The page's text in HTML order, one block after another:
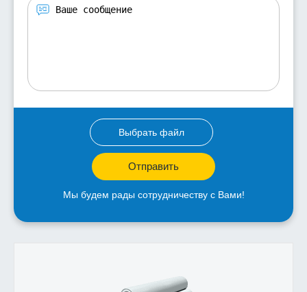
Выбрать файл
Отправить
Мы будем рады сотрудничеству с Вами!